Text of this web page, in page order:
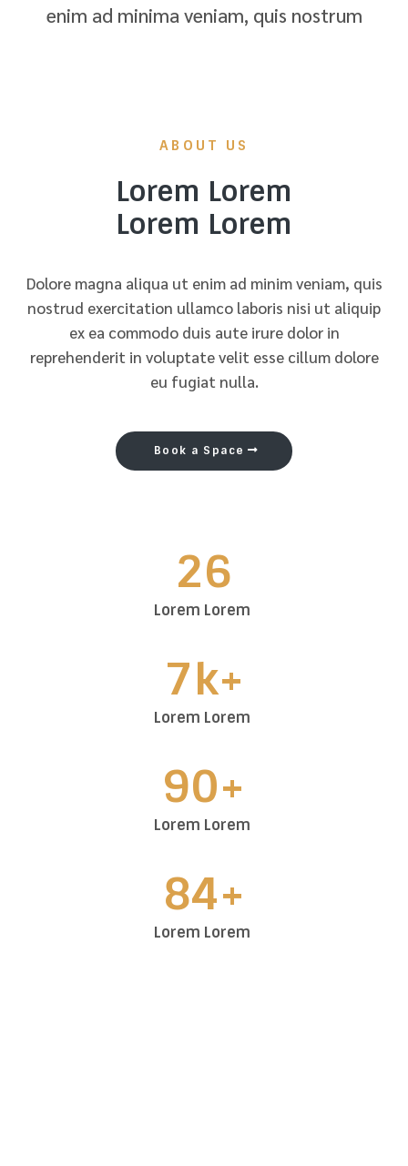
enim ad minima veniam, quis nostrum
ABOUT US
Lorem Lorem
Lorem Lorem
Dolore magna aliqua ut enim ad minim veniam, quis
nostrud exercitation ullamco laboris nisi ut aliquip
ex ea commodo duis aute irure dolor in
reprehenderit in voluptate velit esse cillum dolore
eu fugiat nulla.
Book a Space
26
Lorem Lorem
7k+
Lorem Lorem
90+
Lorem Lorem
84+
Lorem Lorem